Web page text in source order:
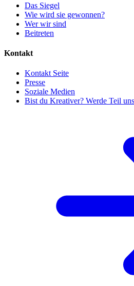
Das Siegel
Wie wird sie gewonnen?
Wer wir sind
Beitreten
Kontakt
Kontakt Seite
Presse
Soziale Medien
Bist du Kreativer? Werde Teil